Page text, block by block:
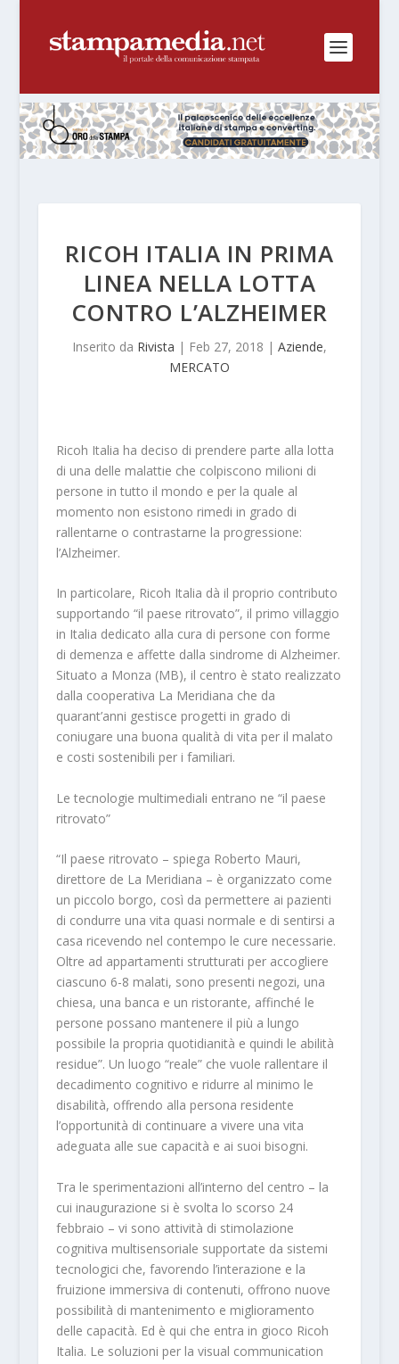
RICOH ITALIA IN PRIMA
LINEA NELLA LOTTA
CONTRO L’ALZHEIMER
Inserito da Rivista | Feb 27, 2018 | Aziende,
MERCATO
Ricoh Italia ha deciso di prendere parte alla lotta
di una delle malattie che colpiscono milioni di
persone in tutto il mondo e per la quale al
momento non esistono rimedi in grado di
rallentarne o contrastarne la progressione:
l’Alzheimer.
In particolare, Ricoh Italia dà il proprio contributo
supportando “il paese ritrovato”, il primo villaggio
in Italia dedicato alla cura di persone con forme
di demenza e affette dalla sindrome di Alzheimer.
Situato a Monza (MB), il centro è stato realizzato
dalla cooperativa La Meridiana che da
quarant’anni gestisce progetti in grado di
coniugare una buona qualità di vita per il malato
e costi sostenibili per i familiari.
Le tecnologie multimediali entrano ne “il paese
ritrovato”
“Il paese ritrovato – spiega Roberto Mauri,
direttore de La Meridiana – è organizzato come
un piccolo borgo, così da permettere ai pazienti
di condurre una vita quasi normale e di sentirsi a
casa ricevendo nel contempo le cure necessarie.
Oltre ad appartamenti strutturati per accogliere
ciascuno 6-8 malati, sono presenti negozi, una
chiesa, una banca e un ristorante, affinché le
persone possano mantenere il più a lungo
possibile la propria quotidianità e quindi le abilità
residue”. Un luogo “reale” che vuole rallentare il
decadimento cognitivo e ridurre al minimo le
disabilità, offrendo alla persona residente
l’opportunità di continuare a vivere una vita
adeguata alle sue capacità e ai suoi bisogni.
Tra le sperimentazioni all’interno del centro – la
cui inaugurazione si è svolta lo scorso 24
febbraio – vi sono attività di stimolazione
cognitiva multisensoriale supportate da sistemi
tecnologici che, favorendo l’interazione e la
fruizione immersiva di contenuti, offrono nuove
possibilità di mantenimento e miglioramento
delle capacità. Ed è qui che entra in gioco Ricoh
Italia. Le soluzioni per la visual communication